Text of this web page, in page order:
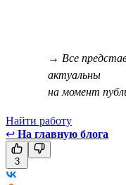
→ Все
актуальны
на момент
Найти работу
↩ На главную блога
3